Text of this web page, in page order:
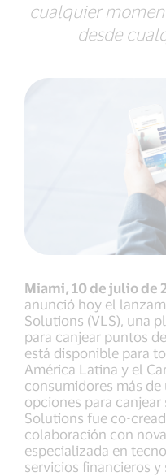
cualquier
desde
Miami, 10 de julio de
anunció hoy el
Solutions (VLS), una
para canjear puntos
está disponible para
América Latina y el
consumidores más
opciones para
Solutions fue co-
colaboración con
especializada en
servicios financieros y